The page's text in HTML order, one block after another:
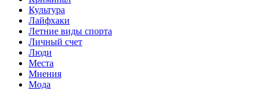
Культура
Лайфхаки
Летние виды спорта
Личный счет
Люди
Места
Мнения
Мода